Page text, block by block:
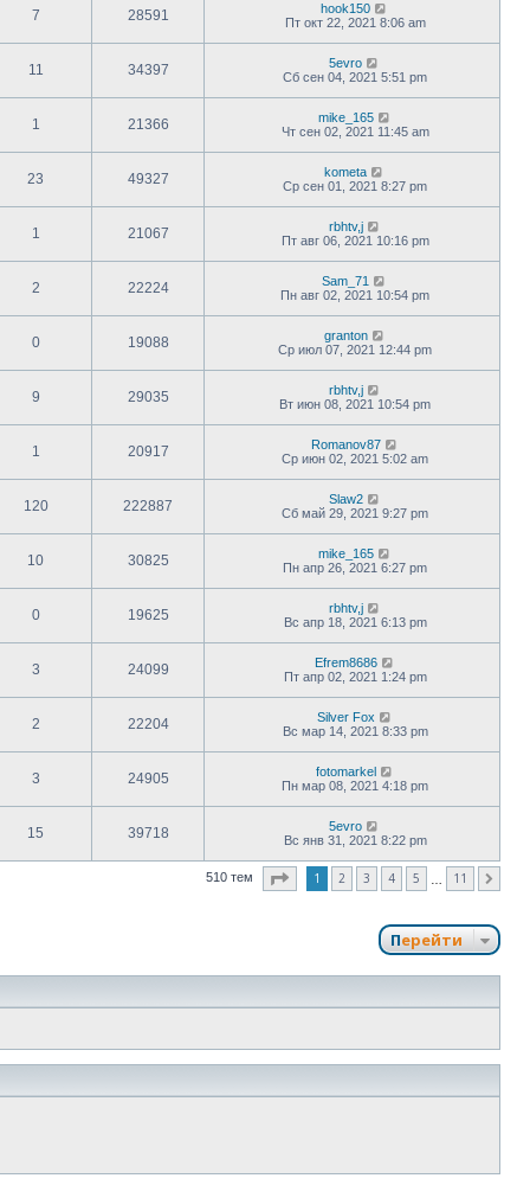
7 28591
hook150
Пт окт 22, 2021 8:06 am
11 34397
5evro
Сб сен 04, 2021 5:51 pm
1 21366
mike_165
Чт сен 02, 2021 11:45 am
23 49327
kometa
Ср сен 01, 2021 8:27 pm
1 21067
rbhtv,j
Пт авг 06, 2021 10:16 pm
2 22224
Sam_71
Пн авг 02, 2021 10:54 pm
0 19088
granton
Ср июл 07, 2021 12:44 pm
9 29035
rbhtv,j
Вт июн 08, 2021 10:54 pm
1 20917
Romanov87
Ср июн 02, 2021 5:02 am
120 222887
Slaw2
Сб май 29, 2021 9:27 pm
10 30825
mike_165
Пн апр 26, 2021 6:27 pm
0 19625
rbhtv,j
Вс апр 18, 2021 6:13 pm
3 24099
Efrem8686
Пт апр 02, 2021 1:24 pm
2 22204
Silver Fox
Вс мар 14, 2021 8:33 pm
3 24905
fotomarkel
Пн мар 08, 2021 4:18 pm
15 39718
5evro
Вс янв 31, 2021 8:22 pm
510 тем Страница из11
1 2 3 4 5 11
Перейти